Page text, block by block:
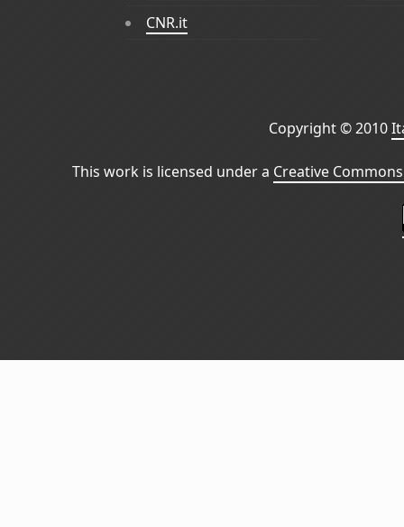
CNR.it
Copyright © 2010
This work is licensed under a Creative